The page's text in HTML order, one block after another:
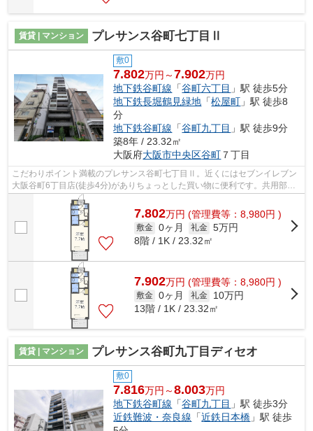
賃貸 | マンション プレサンス谷町七丁目Ⅱ
敷0
7.802万円～7.902万円
地下鉄谷町線 「谷町六丁目 」駅 徒歩5分
地下鉄長堀鶴見緑地 「松屋町 」駅 徒歩8
分
地下鉄谷町線 「谷町九丁目 」駅 徒歩9分
築8年 / 23.32㎡
大阪府大阪市中央区谷町 ７丁目
こだわりポイント満載のプレサンス谷町七丁目Ⅱ。近くにはセブンイレブン
大阪谷町6丁目店(徒歩4分)がありちょっとした買い物に便利です。共用部に
はエレベータ・敷地内ごみ置き場など...
7.802万円 (管理費等：8,980円 )
敷金 0ヶ月 礼金 5万円
8階 / 1K / 23.32㎡
7.902万円 (管理費等：8,980円 )
敷金 0ヶ月 礼金
10万円
13階 / 1K / 23.32㎡
賃貸 | マンション プレサンス谷町九丁目ディセオ
敷0
7.816万円～8.003万円
地下鉄谷町線 「谷町九丁目 」駅 徒歩3分
近鉄難波・奈良線 「近鉄日本橋 」駅 徒歩